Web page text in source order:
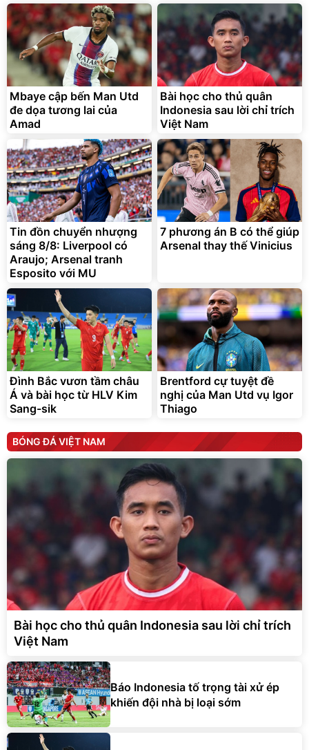
Mbaye cập bến Man Utd
đe dọa tương lai của
Amad
Bài học cho thủ quân
Indonesia sau lời chỉ trích
Việt Nam
Tin đồn chuyển nhượng
sáng 8/8: Liverpool có
Araujo; Arsenal tranh
Esposito với MU
7 phương án B có thể giúp
Arsenal thay thế Vinicius
Đình Bắc vươn tầm châu
Á và bài học từ HLV Kim
Sang-sik
Brentford cự tuyệt đề
nghị của Man Utd vụ Igor
Thiago
BÓNG ĐÁ VIỆT NAM
Bài học cho thủ quân Indonesia sau lời chỉ trích
Việt Nam
Báo Indonesia tố trọng tài xử ép
khiến đội nhà bị loại sớm